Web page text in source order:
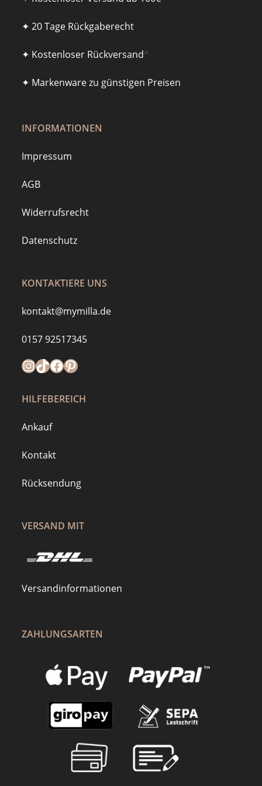
✦ 20 Tage Rückgaberecht
✦ Kostenloser Rückversand*
✦ Markenware zu günstigen Preisen
INFORMATIONEN
Impressum
AGB
Widerrufsrecht
Datenschutz
KONTAKTIERE UNS
kontakt@mymilla.de
0157 92517345
Instagram
https://www.tiktok.com/@mymilla.de
Facebook
Pinterest
HILFEBEREICH
Ankauf
Kontakt
Rücksendung
VERSAND MIT
Versandinformationen
ZAHLUNGSARTEN